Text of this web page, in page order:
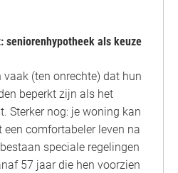
seniorenhypotheek als keuze
(ten onrechte) dat hun
beperkt zijn als het
Sterker nog: je woning kan
comfortabeler leven na
speciale regelingen
57 jaar die hen voorzien